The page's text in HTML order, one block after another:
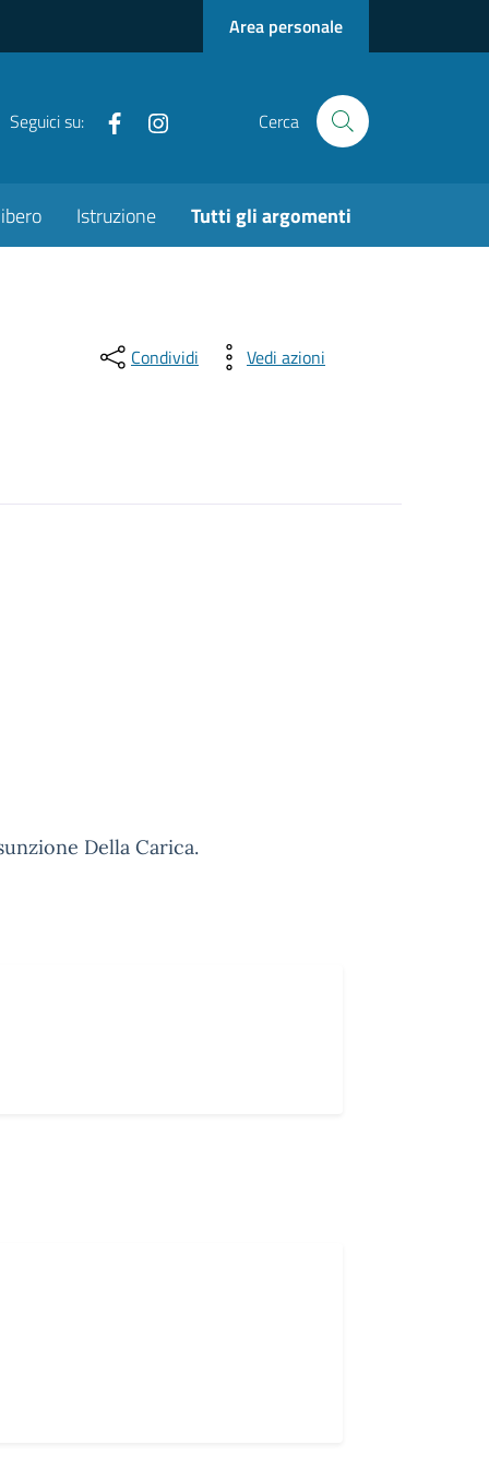
Area personale
Seguici su: FacebookInstagramCerca
Istruzione Tutti gli argomenti
Condividi Vedi azioni
Della Carica.